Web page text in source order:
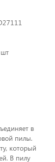
в
пилы.
который
В пилу